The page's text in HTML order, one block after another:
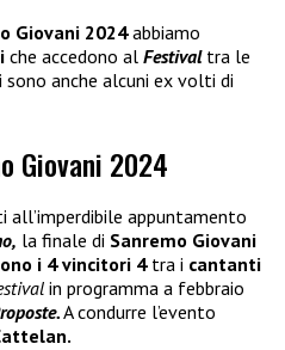
Giovani 2024abbiamo
che accedono al Festival tra le
sono anche alcuni ex volti di
Giovani 2024
all’imperdibile appuntamento
la finale di Sanremo Giovani
i 4 vincitori 4 tra i cantanti
in programma a febbraio
A condurre l’evento